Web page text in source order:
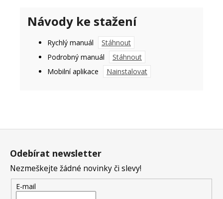
Návody ke stažení
Rychlý manuál
Stáhnout
Podrobný manuál
Stáhnout
Mobilní aplikace
Nainstalovat
Z
Odebírat newsletter
Nezmeškejte žádné novinky či slevy!
E-mail